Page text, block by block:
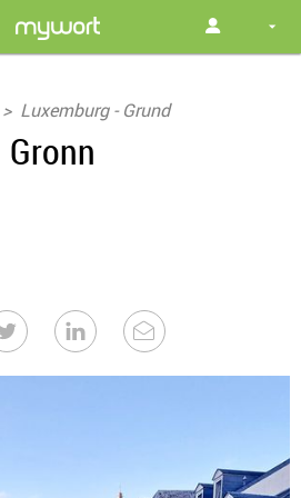
Luxemburg - Grund
Gronn